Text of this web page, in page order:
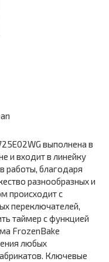
выполнена в
и входит в линейку
работы, благодаря
разнообразных и
происходит с
переключателей,
таймер с функцией
FrozenBake
любых
Ключевые